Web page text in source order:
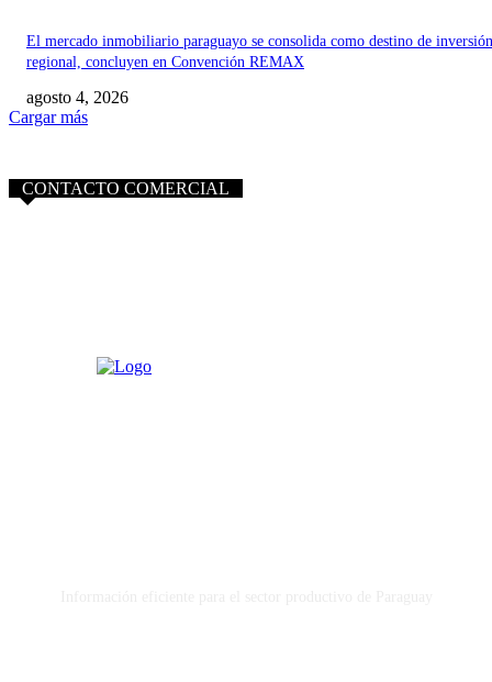
El mercado inmobiliario paraguayo se consolida como destino de inversión
regional, concluyen en Convención REMAX
agosto 4, 2026
Cargar más
CONTACTO COMERCIAL